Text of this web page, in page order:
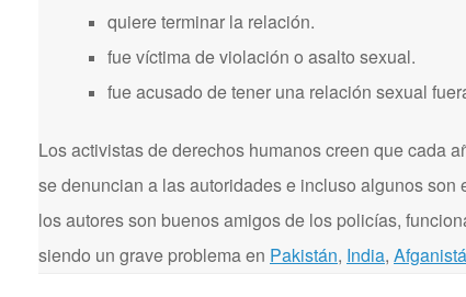
quiere terminar la relación.
fue víctima de violación o asalto sexual.
fue acusado de tener una relación sexual
Los activistas de derechos humanos creen que cada
se denuncian a las autoridades e incluso algunos
los autores son buenos amigos de los policías,
siendo un grave problema en Pakistán, India,